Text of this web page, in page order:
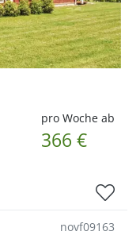
pro Woche ab
366 €
novf09163